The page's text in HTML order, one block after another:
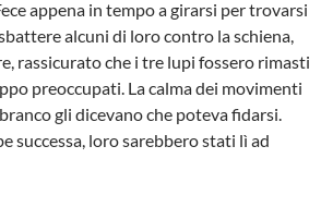
appena in tempo a girarsi per trovarsi
alcuni di loro contro la schiena,
rassicurato che i tre lupi fossero rimasti
preoccupati. La calma dei movimenti
gli dicevano che poteva fidarsi.
successa, loro sarebbero stati lì ad